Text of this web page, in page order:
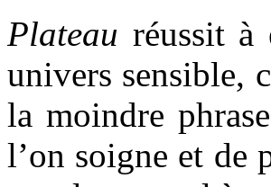
Plateau réussit à
univers sensible,
la moindre
l’on soigne et de